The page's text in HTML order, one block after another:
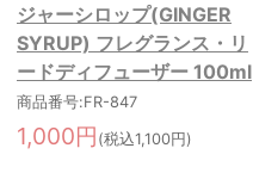
ジャーシロップ(GINGER
SYRUP) フレグランス・リ
ードディフューザー 100ml
商品番号:FR-847
1,000円 (税込1,100円)